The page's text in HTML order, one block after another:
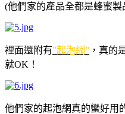
(他們家的產品全都是蜂蜜製
裡面還附有”起泡網” ，真的
就OK ！
他們家的起泡網真的蠻好用